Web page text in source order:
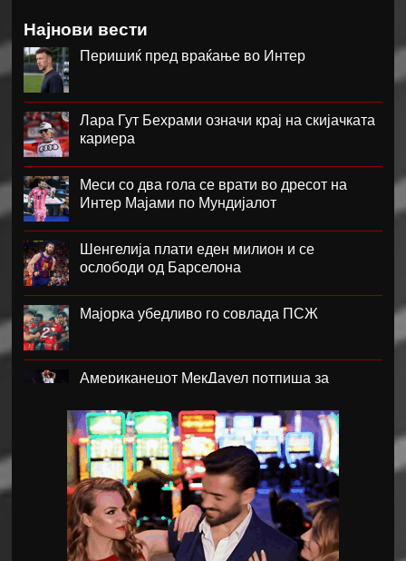
Најнови вести
Перишиќ пред враќање во Интер
Лара Гут Бехрами означи крај на скијачката
кариера
Меси со два гола се врати во дресот на
Интер Мајами по Мундијалот
Шенгелија плати еден милион и се
ослободи од Барселона
Мајорка убедливо го совлада ПСЖ
Американецот МекДауел потпиша за
Проблемите надминати, Реал го договори
Диоманде
Мекгрегор: Моето колено е уништено